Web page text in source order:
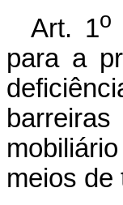
Art. 1o
para a
meios de